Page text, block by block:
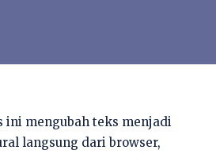
ini mengubah teks menjadi
langsung dari browser,